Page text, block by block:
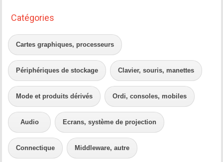
Catégories
Cartes graphiques, processeurs
Périphériques de stockage Clavier, souris, manettes
Mode et produits dérivés Ordi, consoles, mobiles
Audio Ecrans, système de projection
Connectique Middleware, autre